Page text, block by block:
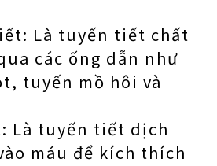
Là tuyến tiết chất
các ống dẫn như
tuyến mồ hôi và
Là tuyến tiết dịch
máu để kích thích